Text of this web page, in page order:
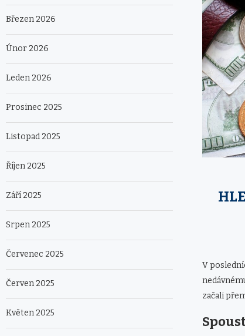
V
začali
Březen 2026
Únor 2026
Leden 2026
Prosinec 2025
Listopad 2025
Říjen 2025
Září 2025
Srpen 2025
Červenec 2025
Červen 2025
Květen 2025